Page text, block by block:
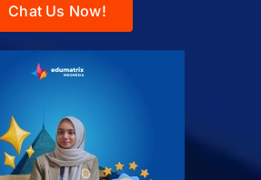
Chat Us Now!